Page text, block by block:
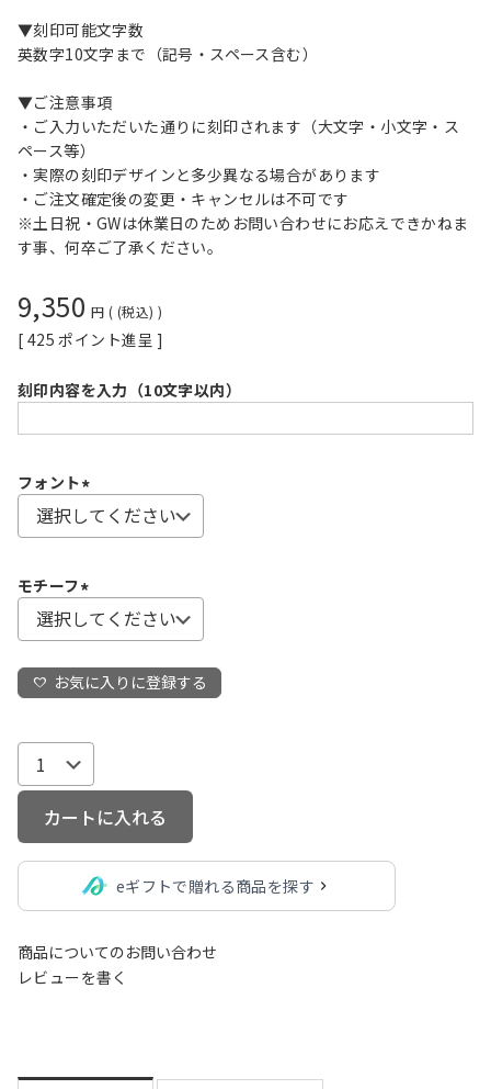
▼刻印可能文字数
英数字10文字まで（記号・スペース含む）
▼ご注意事項
・ご入力いただいた通りに刻印されます（大文字・小文字・ス
ペース等）
・実際の刻印デザインと多少異なる場合があります
・ご注文確定後の変更・キャンセルは不可です
※土日祝・GWは休業日のためお問い合わせにお応えできかねま
す事、何卒ご了承ください。
9,350 税込
[ 425 ポイント進呈 ]
刻印内容を入力（10文字以内）
フォント
(
必
)
モチーフ
(
必
須
)
お気に入りに登録する
カートに入れる
eギフトで贈れる商品を探す
商品についてのお問い合わせ
レビューを書く